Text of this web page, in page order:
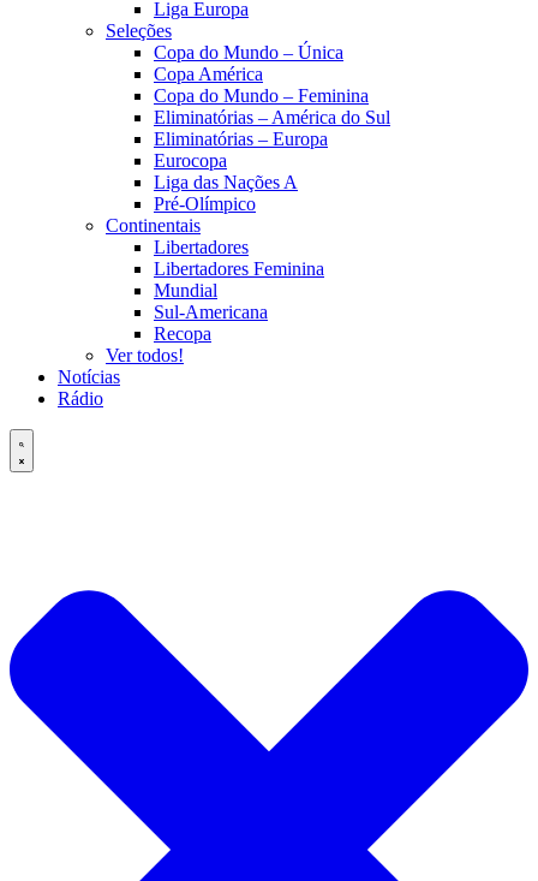
Liga Europa
Seleções
Copa do Mundo – Única
Copa América
Copa do Mundo – Feminina
Eliminatórias – América do Sul
Eliminatórias – Europa
Eurocopa
Liga das Nações A
Pré-Olímpico
Continentais
Libertadores
Libertadores Feminina
Mundial
Sul-Americana
Recopa
Ver todos!
Notícias
Rádio